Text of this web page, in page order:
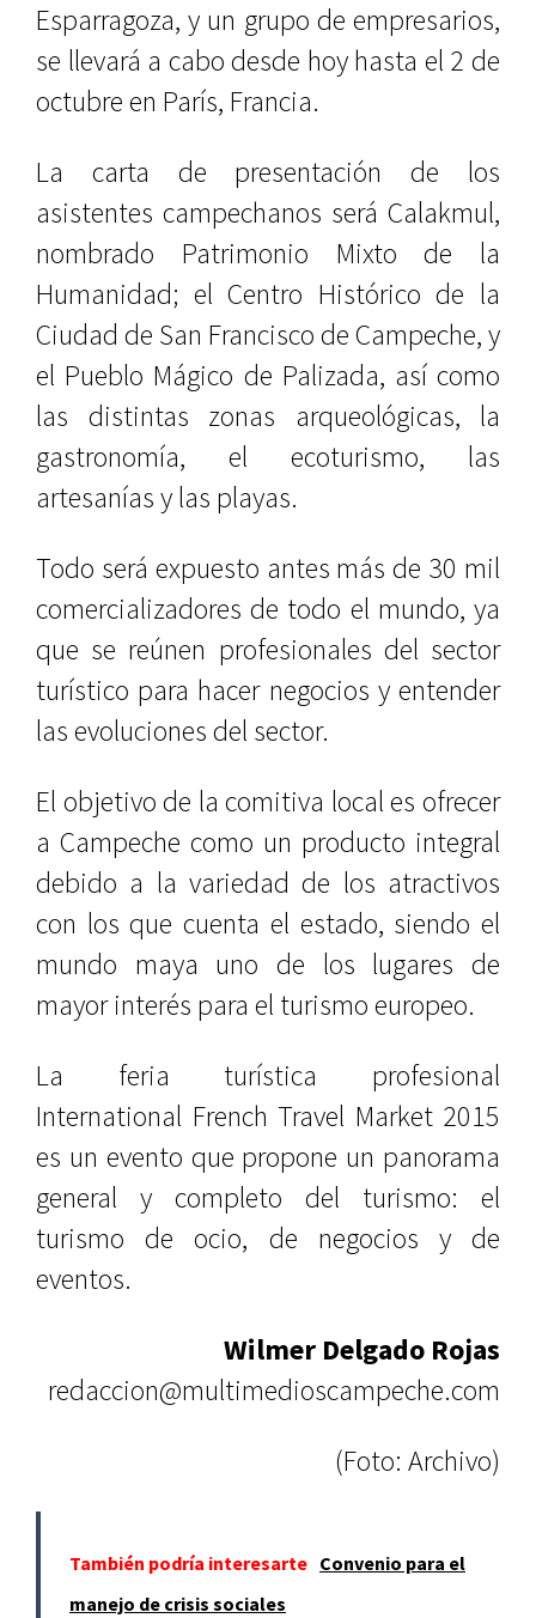
Esparragoza, y un grupo de empresarios,
se llevará a cabo desde hoy hasta el 2 de
octubre en París, Francia.
La carta de presentación de los
asistentes campechanos será Calakmul,
nombrado Patrimonio Mixto de la
Humanidad; el Centro Histórico de la
Ciudad de San Francisco de Campeche, y
el Pueblo Mágico de Palizada, así como
las distintas zonas arqueológicas, la
gastronomía, el ecoturismo, las
artesanías y las playas.
Todo será expuesto antes más de 30 mil
comercializadores de todo el mundo, ya
que se reúnen profesionales del sector
turístico para hacer negocios y entender
las evoluciones del sector.
El objetivo de la comitiva local es ofrecer
a Campeche como un producto integral
debido a la variedad de los atractivos
con los que cuenta el estado, siendo el
mundo maya uno de los lugares de
mayor interés para el turismo europeo.
La feria turística profesional
International French Travel Market 2015
es un evento que propone un panorama
general y completo del turismo: el
turismo de ocio, de negocios y de
eventos.
Wilmer Delgado Rojas
redaccion@multimedioscampeche.com
(Foto: Archivo)
También podría interesarte Convenio para el
manejo de crisis sociales